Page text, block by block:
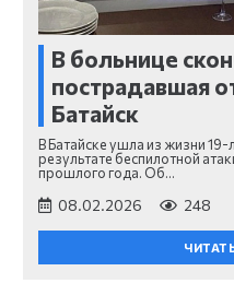
В больнице
пострадавшая
Батайск
В Батайске ушла из жизни
результате беспилотной
прошлого года. Об…
08.02.2026 248